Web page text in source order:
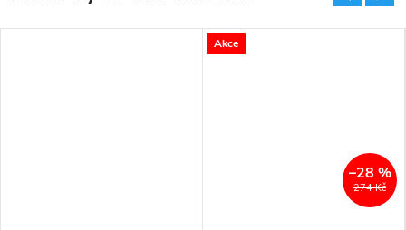
Akce
274 Kč
–28 %